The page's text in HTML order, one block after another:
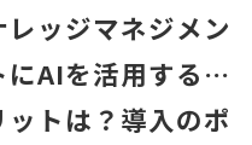
用するメリットは？導
レッジマネジメン
にAIを活用するメ
ットは？導入のポ